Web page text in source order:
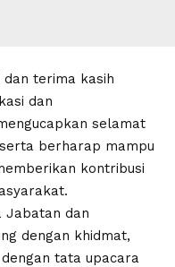
dan terima kasih
dan
selamat
berharap mampu
kontribusi
Jabatan dan
dengan khidmat,
tata upacara